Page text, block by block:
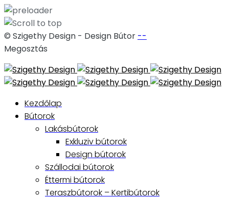
© Szigethy Design - Design Bútor --
Megosztás
Skip
to
Kezdőlap
Bútorok
Lakásbútorok
Exkluziv bútorok
Design bútorok
Szállodai bútorok
Éttermi bútorok
Teraszbútorok – Kertibútorok